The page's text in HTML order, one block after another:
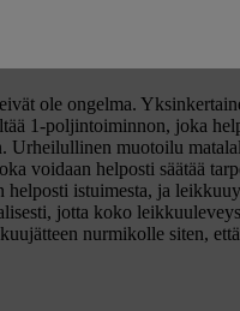
moottorilla
ole ongelma.
1-poljintoiminnon, joka
Urheilullinen muotoilu
voidaan helposti säätää
istuimesta, ja
jotta koko leikkuuleveys
nurmikolle siten,